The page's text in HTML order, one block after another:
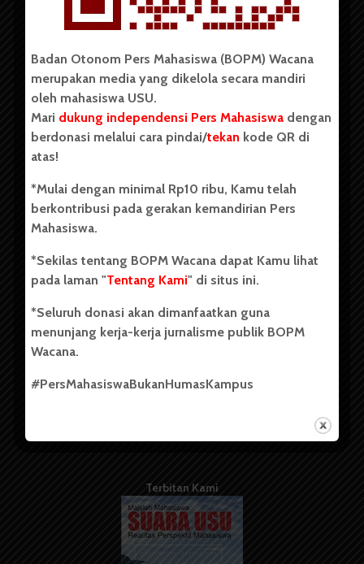
Copyright © 2023. All rights reserved BOPM WACANA.
Badan Otonom Pers Mahasiswa (BOPM) Wacana merupakan
pers mahasiswa yang berdiri di luar kampus dan dikelola
secara mandiri oleh mahasiswa Universitas Sumatera Utara
(USU). Sebelumnya BOPM Wacana merupakan salah satu
Unit Kegiatan Mahasiswa (UKM) di Universitas Sumatera
berdiri pada 1 Juli 1995.
Kontribusi
Info Iklan
Pedoman Media Siber
Kode Etik Jurnalistik
Terbitan Kami
Badan Otonom Pers Mahasiswa (BOPM) Wacana
merupakan media yang dikelola secara mandiri
oleh mahasiswa USU.
Mari dukung independensi Pers Mahasiswa dengan
berdonasi melalui cara pindai/tekan kode QR di
atas!
*Mulai dengan minimal Rp10 ribu, Kamu telah
berkontribusi pada gerakan kemandirian Pers
Mahasiswa.
*Sekilas tentang BOPM Wacana dapat Kamu lihat
pada laman "Tentang Kami" di situs ini.
*Seluruh donasi akan dimanfaatkan guna
menunjang kerja-kerja jurnalisme publik BOPM
Wacana.
#PersMahasiswaBukanHumasKampus